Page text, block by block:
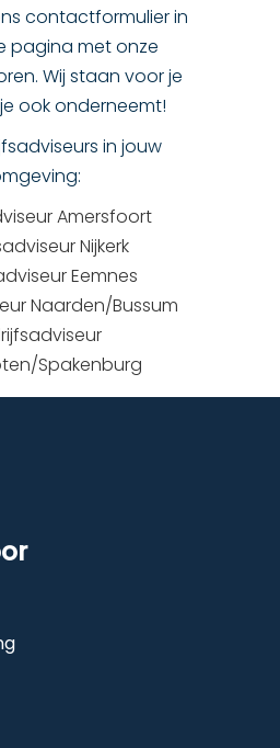
contactformulier in
pagina met onze
Wij staan voor je
ook onderneemt!
in jouw
Amersfoort
Nijkerk
Eemnes
Naarden/Bussum
Spakenburg